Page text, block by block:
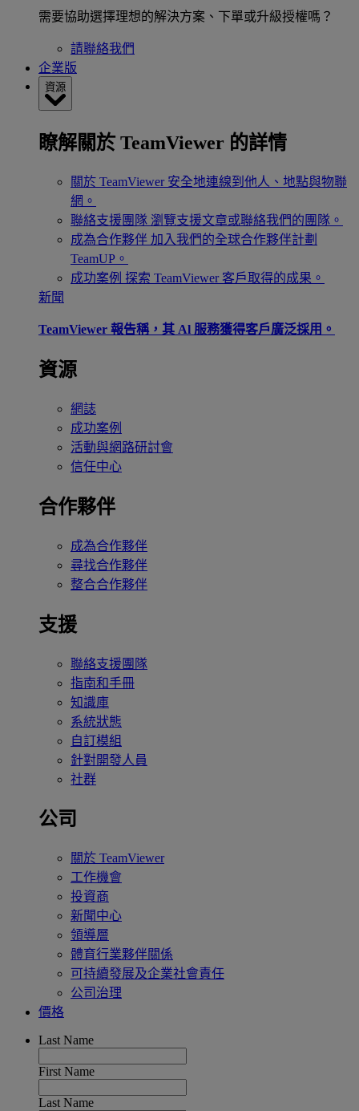
需要協助選擇理想的解決方案、下單或升級授權嗎？
請聯絡我們
企業版
資源
瞭解關於 TeamViewer 的詳情
關於 TeamViewer 安全地連線到他人、地點與物聯
網。
聯絡支援團隊 瀏覽支援文章或聯絡我們的團隊。
成為合作夥伴 加入我們的全球合作夥伴計劃
TeamUP。
成功案例 探索 TeamViewer 客戶取得的成果。
新聞
TeamViewer 報告稱，其 Al 服務獲得客戶廣泛採用。
資源
網誌
成功案例
活動與網路研討會
信任中心
合作夥伴
成為合作夥伴
尋找合作夥伴
整合合作夥伴
支援
聯絡支援團隊
指南和手冊
知識庫
系統狀態
自訂模組
針對開發人員
社群
公司
關於 TeamViewer
工作機會
投資商
新聞中心
領導層
體育行業夥伴關係
可持續發展及企業社會責任
公司治理
價格
Last Name
First Name
Last Name